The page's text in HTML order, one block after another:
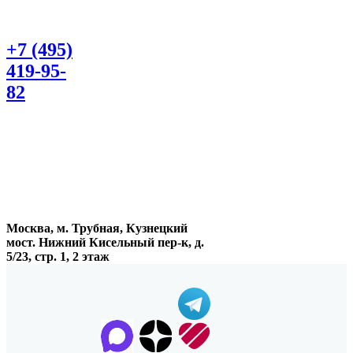
+7 (495)
419-95-
82
Москва, м. Трубная, Кузнецкий
мост. Нижний Кисельный пер-к, д.
5/23, стр. 1, 2 этаж